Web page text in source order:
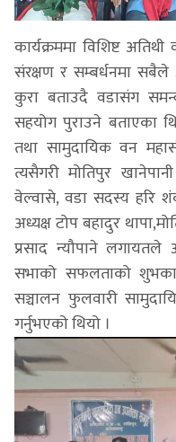
कार्यक्रममा विशिष्ट
संरक्षण र सम्बर्धनमा
कुरा बताउदै वडासंग
सहयोग पुराउने बताएका
तथा सामुदायिक वन
त्यसैगरी मोतिपुर
वेल्वासे, वडा सदस्य हरि
अध्यक्ष टोप बहादुर
प्रसाद न्यौपाने
सभाको सफलताको
सञ्चालन फुलवारी
गर्नुभएको थियो ।